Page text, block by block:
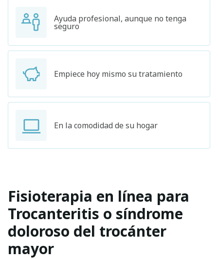
Ayuda profesional, aunque no tenga
seguro
Empiece hoy mismo su tratamiento
En la comodidad de su hogar
Fisioterapia en línea para
Trocanteritis o síndrome
doloroso del trocánter
mayor